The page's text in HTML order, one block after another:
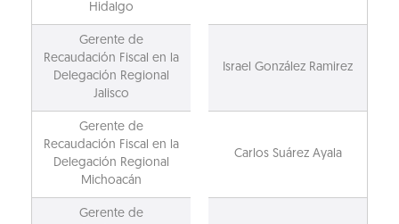
Hidalgo
Gerente de
Recaudación Fiscal en la
Delegación Regional
Jalisco
Israel González Ramirez
Gerente de
Recaudación Fiscal en la
Delegación Regional
Michoacán
Carlos Suárez Ayala
Gerente de